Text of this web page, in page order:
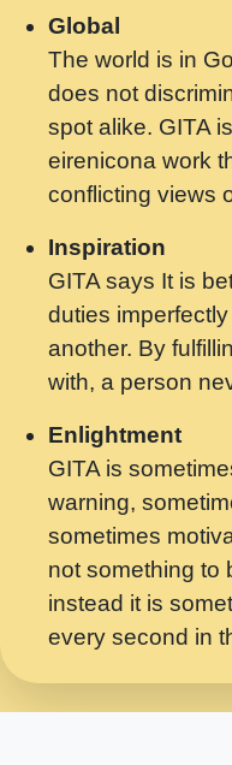
मझ अपन जवन
Shri ravinandan
मन अशांत मंत्र
Gyananand Ji
मन बध लय परम
Saawariya.mp3
मर गनय न
ravinandan
मेरे मन हरी का
Rishikesh -
Maharaj.mp3
यह हसरत तलब
Talab Hai Bhav
लडल ज बल ल
7.9.2021 जवल
सख भ मझ पयर
सपरहट भजन
Global
The world is in
does not
spot alike. GITA
eirenicona work
conflicting views
Inspiration
GITA says It is
duties
another. By
with, a person
Enlightment
GITA is
warning,
sometimes
not something to
instead it is
every second in